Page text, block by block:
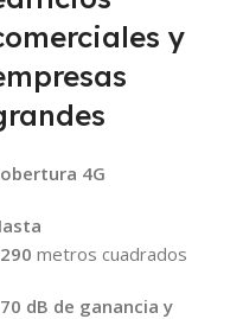
y
4G
metros cuadrados
dB de ganancia y